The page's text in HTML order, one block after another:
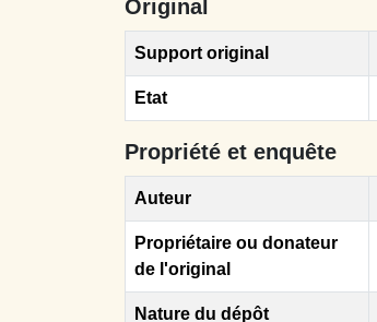
Original
Support original
Etat
Propriété et enquête
Auteur
Propriétaire ou donateur
de l'original
Nature du dépôt